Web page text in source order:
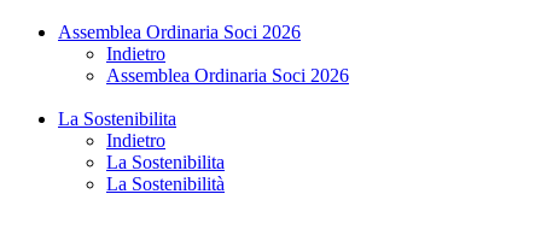
Assemblea Ordinaria Soci 2026
Indietro
Assemblea Ordinaria Soci 2026
La Sostenibilita
Indietro
La Sostenibilita
La Sostenibilità